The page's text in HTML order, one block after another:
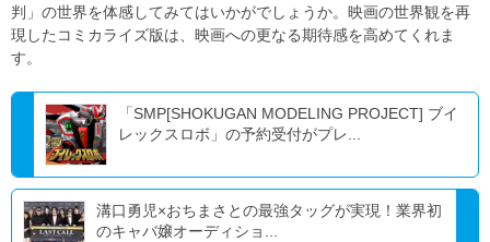
判」の世界を体感してみてはいかがでしょうか。映画の世界観を再
現したコミカライズ版は、映画への更なる期待感を高めてくれま
す。
「SMP[SHOKUGAN MODELING PROJECT] ブイ
レックスロボ」の予約受付がプレ...
溝口勇児×おちまさとの最強タッグが実現！業界初
のキャバ嬢オーディショ...